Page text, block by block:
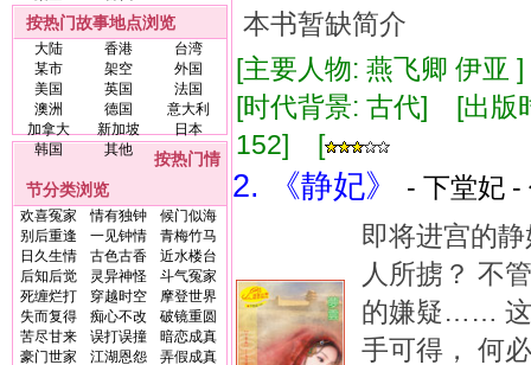
按热门故事地点浏览
大陆 香港
台湾
某市
架空
外国
美国
英国
法国
澳洲
德国
意大利
加拿大
新加坡
日本
韩国
其他
按热门情
节分类浏览
欢喜冤家 情有独钟
候门似海
别后重逢
一见钟情
青梅竹马
日久生情
古色古香
近水楼台
后知后觉
灵异神怪
斗气冤家
死缠烂打
穿越时空
摩登世界
失而复得
痴心不改
破镜重圆
苦尽甘来
误打误撞
暗恋成真
豪门世家
江湖恩怨
弄假成真
本书暂缺简介
[主要人物: 燕飞卿 伊
[时代背景: 古代] [出
152] [
2. 《静妃》
- 下堂妃
即将进宫的
人所掳？ 不
的嫌疑…… 这
手可得， 何